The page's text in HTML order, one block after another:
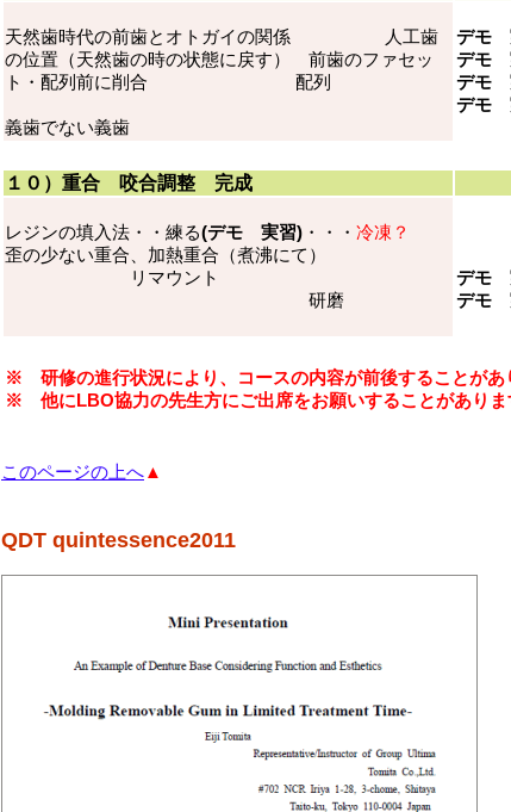
天然歯時代の前歯とオトガイの関係 人工歯
の位置（天然歯の時の状態に戻す） 前歯のファセッ
ト・配列前に削合 配列
義歯でない義歯
デモ
デモ
デモ
デモ
１０）重合 咬合調整 完成
レジンの填入法・・練る(デモ 実習) ・・・ 冷凍？
歪の少ない重合、加熱重合（煮沸にて）
リマウント
研磨
デモ
デモ
※ 研修の進行状況により、コースの内容が前後することがあ
※ 他にLBO協力の先生方にご出席をお願いすることがありま
このページの上へ▲
QDT quintessence2011